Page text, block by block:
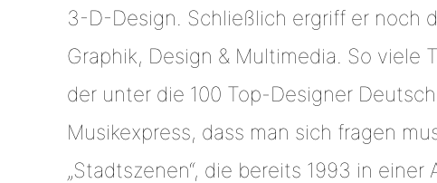
3-D-Design. Schließlich ergriff er noch
Graphik, Design & Multimedia. So
der unter die 100 Top-Designer
Musikexpress, dass man sich fragen
„Stadtszenen“, die bereits 1993 in